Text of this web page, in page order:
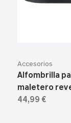
Accesorios
Alfombrilla
maletero
44,99 €